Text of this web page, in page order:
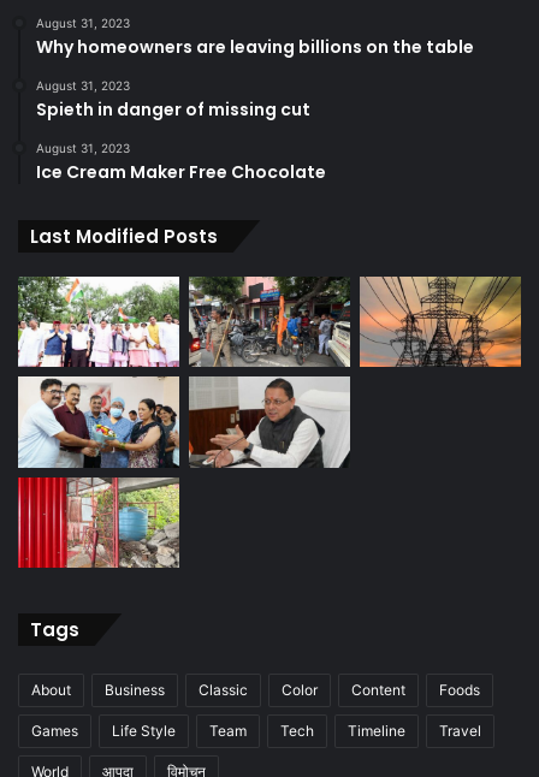
August 31, 2023
Why homeowners are leaving billions on the table
August 31, 2023
Spieth in danger of missing cut
August 31, 2023
Ice Cream Maker Free Chocolate
Last Modified Posts
Tags
About Business Classic Color Content Foods
Games Life Style Team Tech Timeline Travel
World आपदा विमोचन